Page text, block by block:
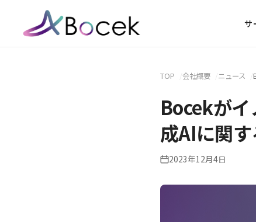
サ
TOP 会社概要 ニュース
Bocekが
成AIに関
2023年12月4日